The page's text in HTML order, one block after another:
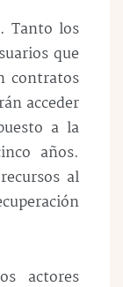
Tanto los
que
contratos
acceder
a la
años.
al
actores